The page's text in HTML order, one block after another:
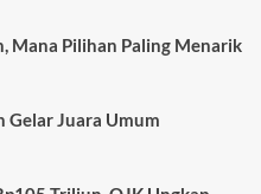
Mana Pilihan Paling Menarik
Gelar Juara Umum